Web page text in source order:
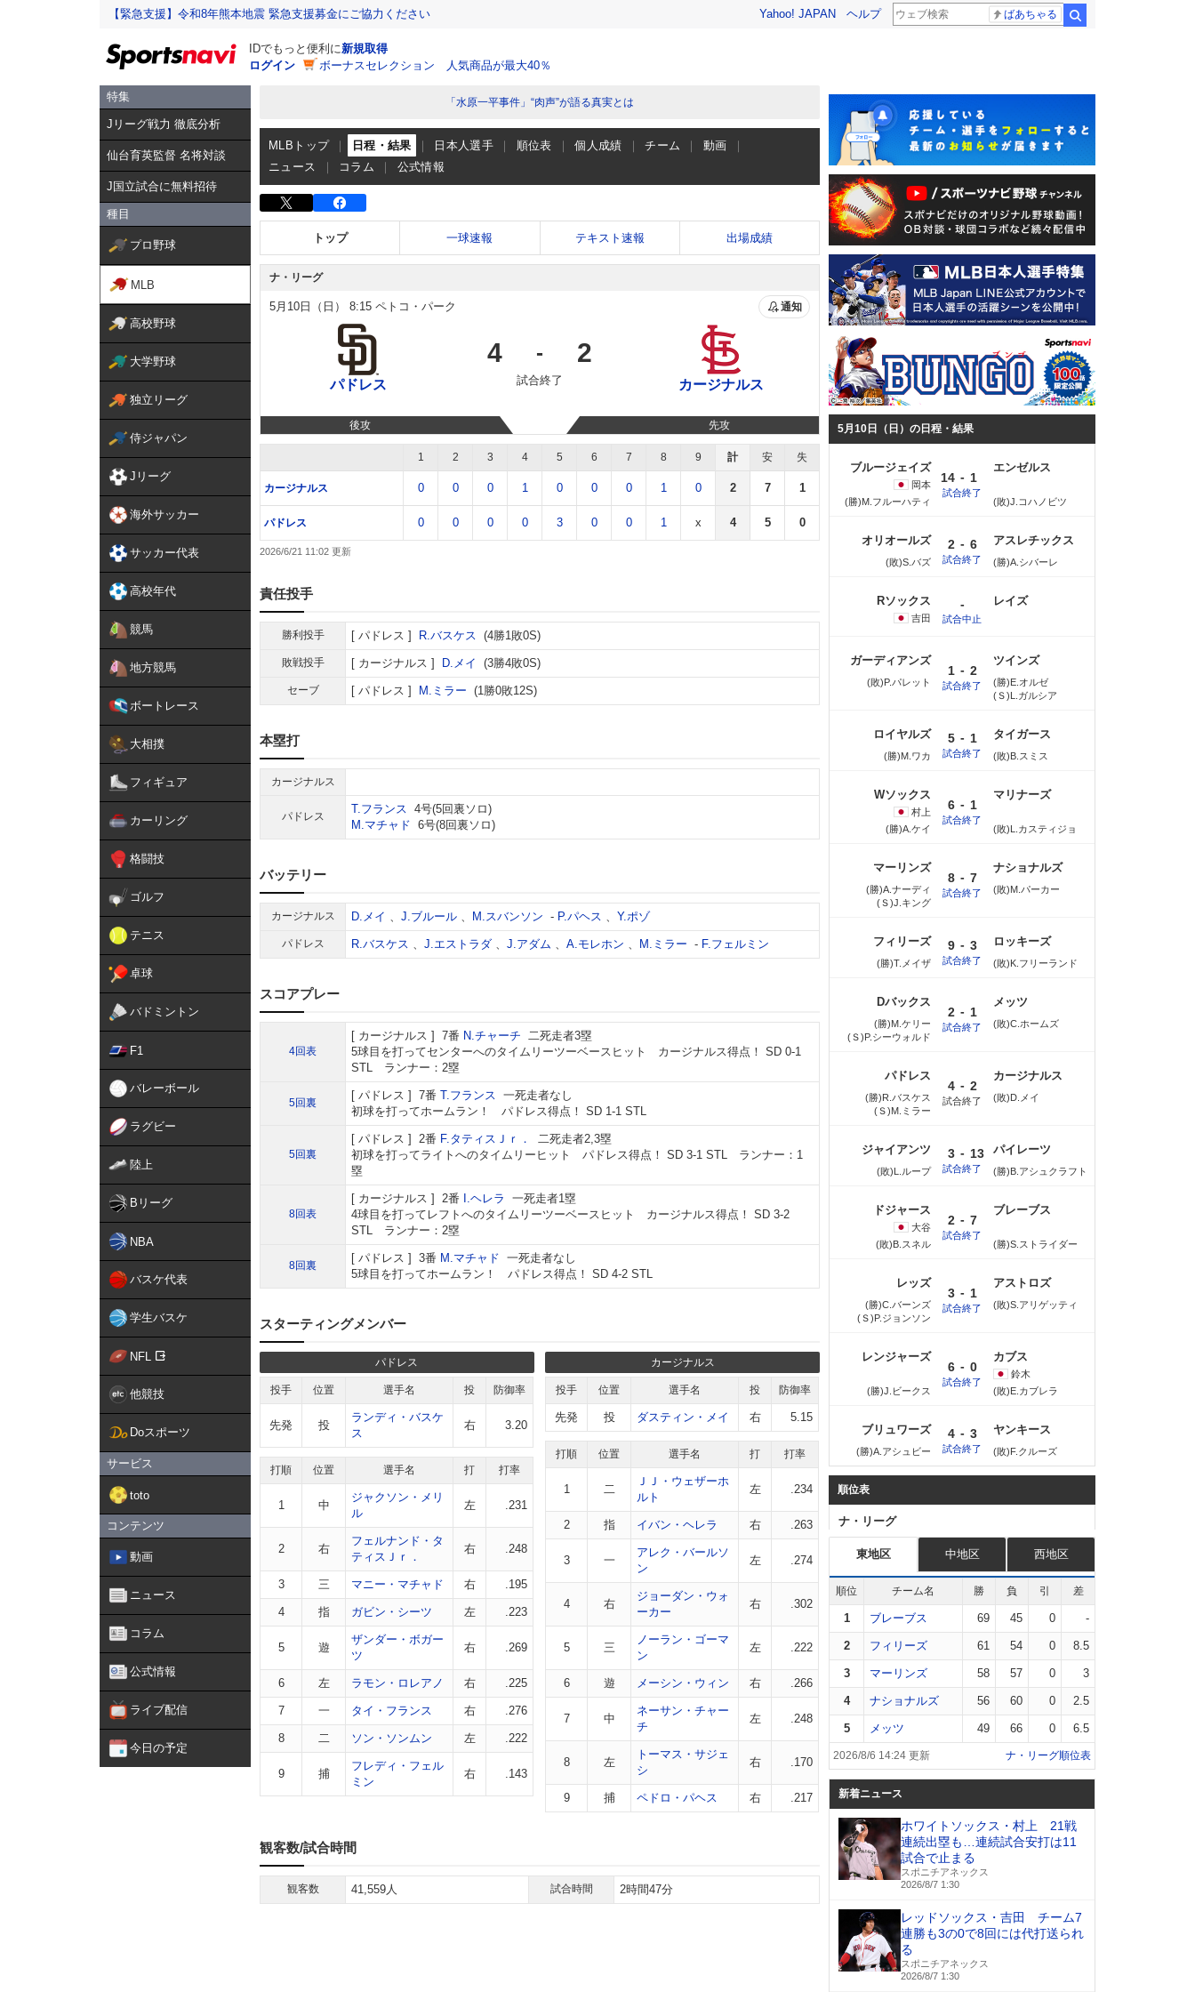
【緊急支援】令和8年熊本地震 緊急支援募金にご協力ください Yahoo! JAPAN ヘルプ ばあちゃる
IDでもっと便利に新規取得
ログイン
ボーナスセレクション 人気商品が最大40％
特集
Jリーグ戦力 徹底分析
仙台育英監督 名将対談
J国立試合に無料招待
種目
プロ野球
MLB
高校野球
大学野球
独立リーグ
侍ジャパン
Jリーグ
海外サッカー
サッカー代表
高校年代
競馬
地方競馬
ボートレース
大相撲
フィギュア
カーリング
格闘技
ゴルフ
テニス
卓球
バドミントン
F1
バレーボール
ラグビー
陸上
Bリーグ
NBA
バスケ代表
学生バスケ
NFL
他競技
Doスポーツ
サービス
toto
コンテンツ
動画
ニュース
コラム
公式情報
ライブ配信
今日の予定
「水原一平事件」“肉声”が語る真実とは
MLBトップ 日程・結果 日本人選手 順位表 個人成績 チーム
動画
ニュース
コラム 公式情報
トップ 一球速報 テキスト速報 出場成績
ナ・リーグ
5月10日（日） 8:15 ペトコ・パーク 通知
パドレス
4 - 2
試合終了 カージナルス
後攻 先攻
1 2 3 4 5 6 7 8 9 計 安 失
カージナルス 0 0 0 1 0 0 0 1 0 2 7 1
パドレス 0 0 0 0 3 0 0 1 x 4 5 0
2026/6/21 11:02
責任投手
勝利投手 パドレス R.バスケス (4勝1敗0S)
敗戦投手 カージナルス D.メイ (3勝4敗0S)
セーブ パドレス M.ミラー (1勝0敗12S)
本塁打
カージナルス
パドレス
T.フランス 4号(5回裏ソロ)
M.マチャド 6号(8回裏ソロ)
バッテリー
カージナルス D.メイ 、 J.ブルール 、 M.スバンソン - P.パヘス 、 Y.ポゾ
パドレス R.バスケス 、 J.エストラダ 、 J.アダム 、 A.モレホン 、 M.ミラー - F.フェルミン
スコアプレー
4回表
カージナルス 7番 N.チャーチ 二死走者3塁
5球目を打ってセンターへのタイムリーツーベースヒット カージナルス得点！ SD 0-1
STL ランナー：2塁
5回裏
パドレス 7番 T.フランス 一死走者なし
初球を打ってホームラン！ パドレス得点！ SD 1-1 STL
5回裏
パドレス 2番 F.タティスＪｒ．
二死走者2,3塁
初球を打ってライトへのタイムリーヒット パドレス得点！ SD 3-1 STL ランナー：1
塁
8回表
カージナルス 2番 I.ヘレラ
一死走者1塁
4球目を打ってレフトへのタイムリーツーベースヒット カージナルス得点！ SD 3-2
STL ランナー：2塁
8回裏
パドレス 3番 M.マチャド 一死走者なし
5球目を打ってホームラン！ パドレス得点！ SD 4-2 STL
スターティングメンバー
パドレス
投手 位置 選手名 投 防御率
先発 投
ランディ・バスケ
ス
右 3.20
打順 位置 選手名 打 打率
1 中
ジャクソン・メリ
ル
左 .231
2 右
フェルナンド・タ
ティスＪｒ．
右 .248
3 三 マニー・マチャド 右 .195
4 指 ガビン・シーツ 左 .223
5 遊
ザンダー・ボガー
ツ
右 .269
6 左 ラモン・ロレアノ 右 .225
7 一 タイ・フランス 右 .276
8 二 ソン・ソンムン 左 .222
9 捕
フレディ・フェル
ミン
右 .143
カージナルス
投手 位置 選手名 投 防御率
先発 投 ダスティン・メイ 右 5.15
打順 位置 選手名 打 打率
1 二
ＪＪ・ウェザーホ
ルト
左 .234
2 指 イバン・ヘレラ 右 .263
3 一
アレク・バールソ
ン
左 .274
4 右
ジョーダン・ウォ
ーカー
右 .302
5 三
ノーラン・ゴーマ
ン
左 .222
6 遊 メーシン・ウィン 右 .266
7 中
ネーサン・チャー
チ
左 .248
8 左
トーマス・サジェ
シ
右 .170
9 捕 ペドロ・パヘス 右 .217
観客数/試合時間
観客数 41,559人 試合時間 2時間47分
5月10日（日）の日程・結果
ブルージェイズ
岡本
(勝)M.フルーハティ
14 - 1
試合終了
エンゼルス
(敗)J.コハノビツ
オリオールズ
(敗)S.バズ
2 - 6
試合終了
アスレチックス
(勝)A.シバーレ
Rソックス
吉田
-
試合中止
レイズ
ガーディアンズ
(敗)P.パレット
1 - 2
試合終了
ツインズ
(勝)E.オルゼ
(Ｓ)L.ガルシア
ロイヤルズ
(勝)M.ワカ
5 - 1
試合終了
タイガース
(敗)B.スミス
Wソックス
村上
(勝)A.ケイ
6 - 1
試合終了
マリナーズ
(敗)L.カスティジョ
マーリンズ
(勝)A.ナーディ
(Ｓ)J.キング
8 - 7
試合終了
ナショナルズ
(敗)M.パーカー
フィリーズ
(勝)T.メイザ
9 - 3
試合終了
ロッキーズ
(敗)K.フリーランド
Dバックス
(勝)M.ケリー
(Ｓ)P.シーウォルド
2 - 1
試合終了
メッツ
(敗)C.ホームズ
パドレス
(勝)R.バスケス
(Ｓ)M.ミラー
4 - 2
試合終了
カージナルス
(敗)D.メイ
ジャイアンツ
(敗)L.ループ
3 - 13
試合終了
パイレーツ
(勝)B.アシュクラフト
ドジャース
大谷
(敗)B.スネル
2 - 7
試合終了
ブレーブス
(勝)S.ストライダー
レッズ
(勝)C.バーンズ
(Ｓ)P.ジョンソン
3 - 1
試合終了
アストロズ
(敗)S.アリゲッティ
レンジャーズ
(勝)J.ビークス
6 - 0
試合終了
カブス
鈴木
(敗)E.カブレラ
ブリュワーズ
(勝)A.アシュビー
4 - 3
試合終了
ヤンキース
(敗)F.クルーズ
順位表
ナ・リーグ
東地区 中地区 西地区
順位 チーム名 勝 負 引 差
1 ブレーブス 69 45 0 -
2 フィリーズ 61 54 0 8.5
3 マーリンズ 58 57 0 3
4 ナショナルズ 56 60 0 2.5
5 メッツ 49 66 0 6.5
2026/8/6 14:24 更新 ナ・リーグ順位表
新着ニュース
ホワイトソックス・村上 21戦
連続出塁も…連続試合安打は11
試合で止まる
スポニチアネックス
2026/8/7 1:30
レッドソックス・吉田 チーム7
連勝も3の0で8回には代打送られ
る
スポニチアネックス
2026/8/7 1:30